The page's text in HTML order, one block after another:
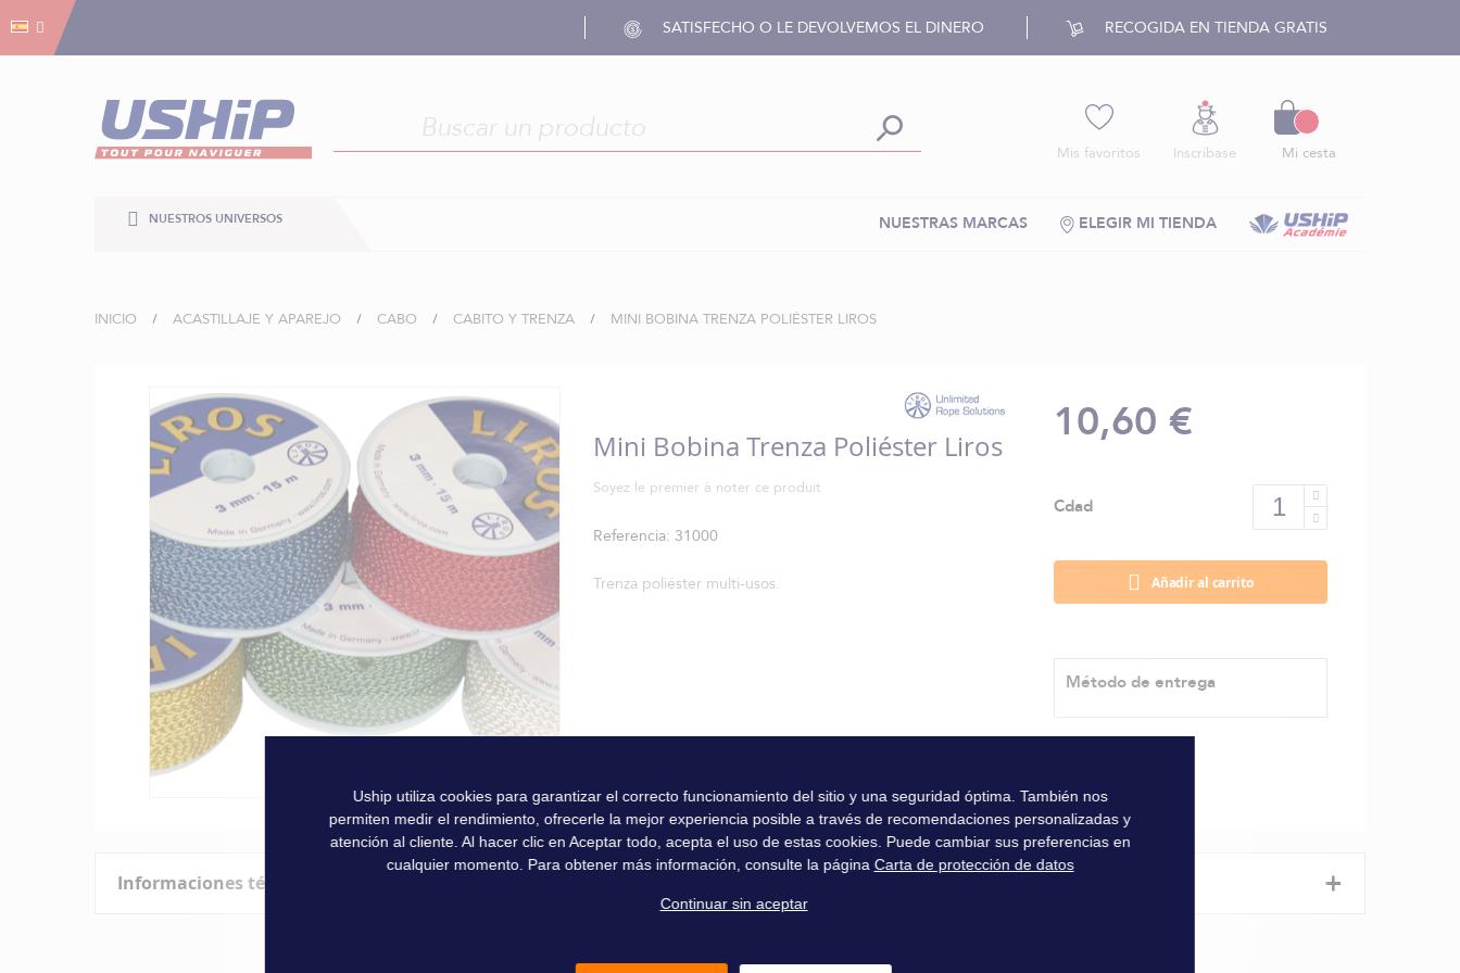
SATISFECHO O LE DEVOLVEMOS EL DINERO RECOGIDA EN TIENDA GRATIS
Mis favoritos Inscríbase Mi cesta
NUESTROS UNIVERSOS ELEGIR MI TIENDA
NUESTRAS MARCAS
INICIO ACASTILLAJE Y APAREJO CABO CABITO Y TRENZA MINI BOBINA TRENZA POLIÉSTER LIROS
Saltar
al
final
de
de
imágenes
de
Mini Bobina Trenza Poliéster Liros
Soyez le premier à noter ce produit
Referencia 31000
Trenza poliéster multi-usos.
10,60 €
Cdad
Añadir al carrito
Método de entrega
Informaciones técnicas +
Gestión de cookies
Uship utiliza cookies para garantizar el correcto funcionamiento del sitio y una seguridad óptima. También nos
permiten medir el rendimiento, ofrecerle la mejor experiencia posible a través de recomendaciones personalizadas y
atención al cliente. Al hacer clic en Aceptar todo, acepta el uso de estas cookies. Puede cambiar sus preferencias en
cualquier momento. Para obtener más información, consulte la página Carta de protección de datos
Continuar sin aceptar
Gestión de cookies